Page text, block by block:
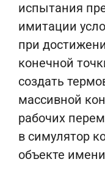
испытания
имитации
при
конечной
создать
массивной
рабочих
в симулятор
объекте